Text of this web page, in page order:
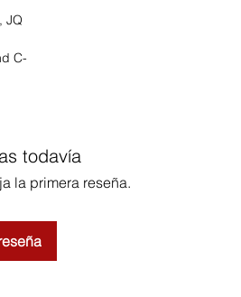
JQ
C-
todavía
la primera reseña.